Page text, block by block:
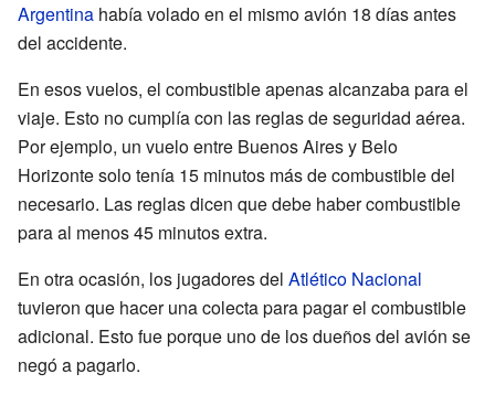
Argentina había volado en el mismo avión 18 días antes
del accidente.
En esos vuelos, el combustible apenas alcanzaba para el
viaje. Esto no cumplía con las reglas de seguridad aérea.
Por ejemplo, un vuelo entre Buenos Aires y Belo
Horizonte solo tenía 15 minutos más de combustible del
necesario. Las reglas dicen que debe haber combustible
para al menos 45 minutos extra.
En otra ocasión, los jugadores del Atlético Nacional
tuvieron que hacer una colecta para pagar el combustible
adicional. Esto fue porque uno de los dueños del avión se
negó a pagarlo.